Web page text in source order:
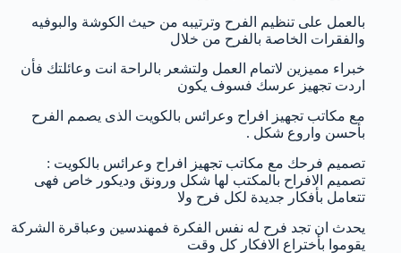
بالعمل على تنظيم الفرح وترتيبه من حيث الكوشة والبوفيه
والفقرات الخاصة بالفرح من خلال
خبراء مميزين لاتمام العمل ولتشعر بالراحة انت وعائلتك فأن
اردت تجهيز عرسك فسوف يكون
مع مكاتب تجهيز افراح وعرائس بالكويت الذى يصمم الفرح
بأحسن واروع شكل .
تصميم فرحك مع مكاتب تجهيز افراح وعرائس بالكويت :
تصميم الافراح بالمكتب لها شكل ورونق وديكور خاص فهى
تتعامل بأفكار جديدة لكل فرح ولا
يحدث ان تجد فرح له نفس الفكرة فمهندسين وعباقرة الشركة
يقوموا بأختراع الافكار كل وقت